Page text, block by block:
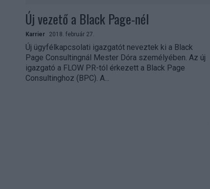
Új vezető a Black Page-nél
Karrier 2018. február 27.
Új ügyfélkapcsolati igazgatót neveztek ki a Black
Page Consultingnál Mester Dóra személyében. Az új
igazgató a FLOW PR-tól érkezett a Black Page
Consultinghoz (BPC). A...